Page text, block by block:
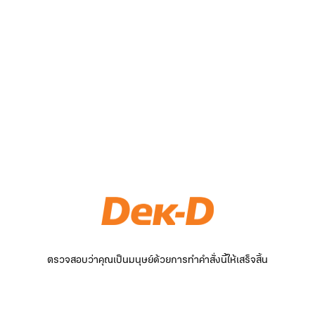
ตรวจสอบว่าคุณเป็นมนุษย์ด้วยการทำคำสั่งนี้ให้เสร็จสิ้น